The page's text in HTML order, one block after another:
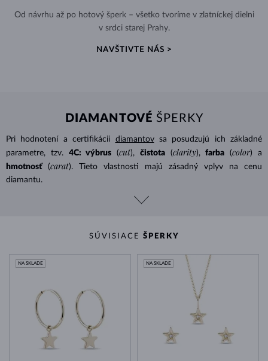
Od návrhu až po hotový šperk – všetko tvoríme v zlatníckej dielni
v srdci starej Prahy.
NAVŠTIVTE NÁS >
DIAMANTOVÉ ŠPERKY
Pri hodnotení a certifikácii diamantovsa posudzujú ich základné
parametre, tzv.
4C: výbrus (cut), čistota (clarity), farba (color) a
hmotnosť
(carat). Tieto vlastnosti majú zásadný vplyv na cenu
diamantu.
SÚVISIACE ŠPERKY
NA SKLADE NA SKLADE